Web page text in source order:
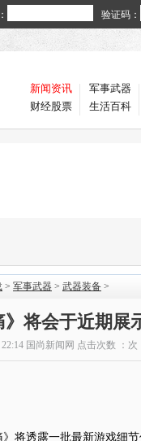
验证码：
新闻资讯
财经股票
军事武器
生活百科
> 军事武器 > 武器装备 >
》将会于近期展
国尚新闻网 点击次数 ： 次
透露一批最新游戏细